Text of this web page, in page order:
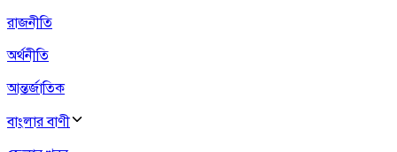
রাজনীতি
অর্থনীতি
আন্তর্জাতিক
বাংলার বাণী